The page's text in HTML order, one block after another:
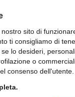
sito di
ti consigliamo di
lo desideri,
o
consenso dell'utente.
Disponibile